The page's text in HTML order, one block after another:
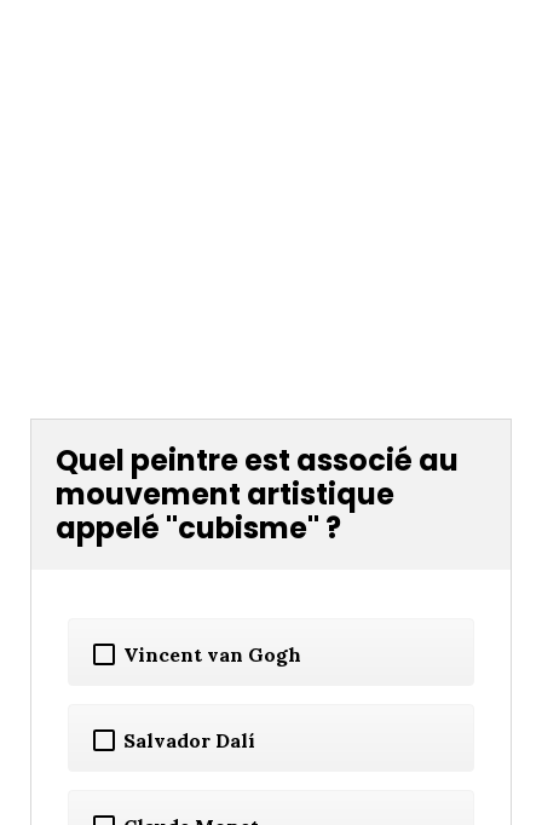
Quel peintre est associé au
mouvement artistique
appelé "cubisme" ?
Vincent van Gogh
Salvador Dalí